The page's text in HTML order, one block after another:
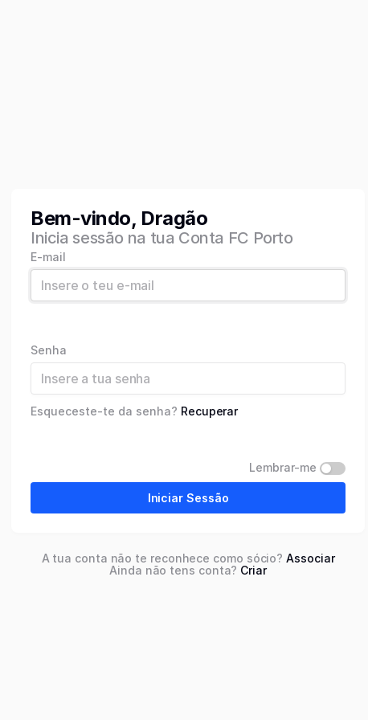
Bem-vindo, Dragão
Inicia sessão na tua Conta FC Porto
E-mail
Senha
Esqueceste-te da senha? Recuperar
Lembrar-me
Iniciar Sessão
A tua conta não te reconhece como sócio?Associar
Ainda não tens conta? Criar